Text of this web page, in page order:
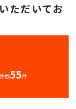
ただいてお
数55件